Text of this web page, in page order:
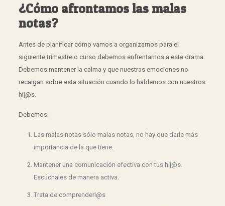
¿Cómo afrontamos las malas
notas?
Antes de planificar cómo vamos a organizarnos para el
siguiente trimestre o curso debemos enfrentarnos a este drama.
Debemos mantener la calma y que nuestras emociones no
recaigan sobre esta situación cuando lo hablemos con nuestros
hij@s.
Debemos:
Las malas notas sólo malas notas, no hay que darle más
importancia de la que tiene.
Mantener una comunicación efectiva con tus hij@s.
Escúchales de manera activa.
Trata de comprenderl@s